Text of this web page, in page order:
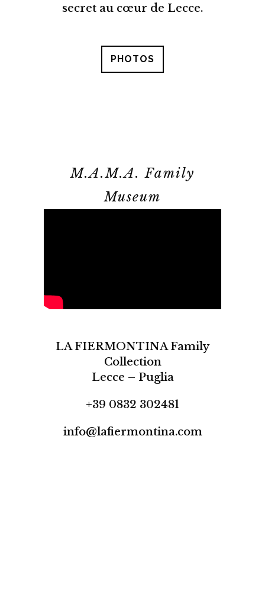
secret au cœur de Lecce.
PHOTOS
M.A.M.A. Family
Museum
LA FIERMONTINA Family
Collection
Lecce – Puglia
+39 0832 302481
info@lafiermontina.com